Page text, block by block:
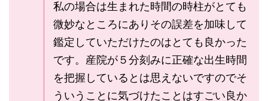
私の場合は生まれた時間の時柱がとても
微妙なところにありその誤差を加味して
鑑定していただけたのはとても良かった
です。産院が５分刻みに正確な出生時間
を把握しているとは思えないですのでそ
ういうことに気づけたことはすごい良か